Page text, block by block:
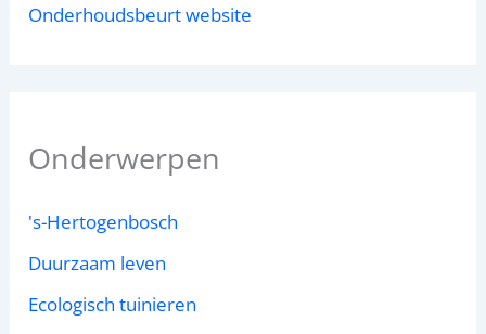
Onderhoudsbeurt website
Onderwerpen
's-Hertogenbosch
Duurzaam leven
Ecologisch tuinieren